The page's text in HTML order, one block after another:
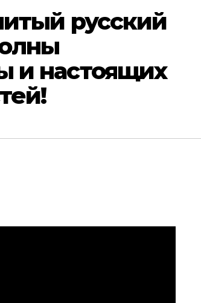
русский
и настоящих